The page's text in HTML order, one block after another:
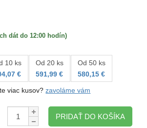
dát do 12:00 hodín)
10 ks
€
Od 20 ks
591,99 €
Od 50 ks
580,15 €
viac kusov?zavoláme vám
Množstvo:
PRIDAŤ DO KOŠÍKA